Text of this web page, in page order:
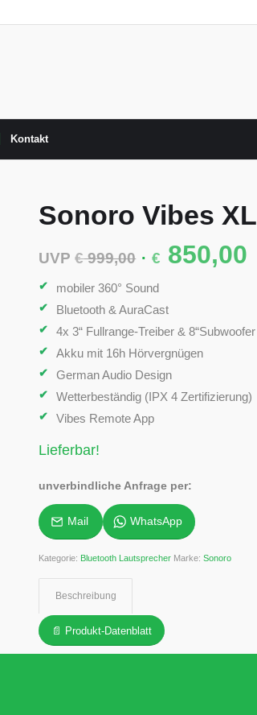
Kontakt
Sonoro Vibes XL
UVP€999,00
Ursprünglicher
war:
€ 999,00
€ 850,00
mobiler 360° Sound
Bluetooth & AuraCast
4x 3“ Fullrange-Treiber & 8“Subwoofer
Akku mit 16h Hörvergnügen
German Audio Design
Wetterbeständig (IPX 4 Zertifizierung)
Vibes Remote App
Lieferbar!
unverbindliche Anfrage per:
Mail WhatsApp
Kategorie: Bluetooth Lautsprecher Marke:Sonoro
Beschreibung
📄 Produkt-Datenblatt